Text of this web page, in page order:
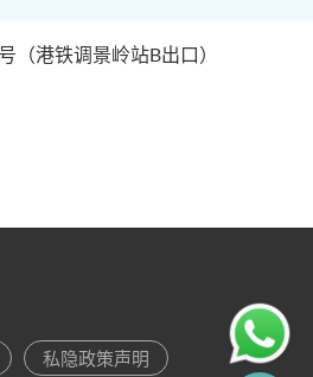
（港铁调景岭站B出口）
私隐政策声明